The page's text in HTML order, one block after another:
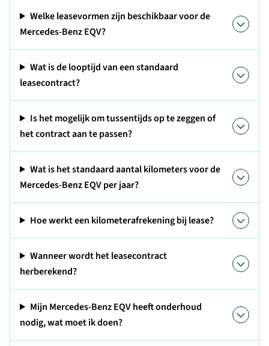
Welke leasevormen zijn beschikbaar voor de
Mercedes-Benz EQV?
Wat is de looptijd van een standaard
leasecontract?
Is het mogelijk om tussentijds op te zeggen of
het contract aan te passen?
Wat is het standaard aantal kilometers voor de
Mercedes-Benz EQV per jaar?
Hoe werkt een kilometerafrekening bij lease?
Wanneer wordt het leasecontract
herberekend?
Mijn Mercedes-Benz EQV heeft onderhoud
nodig, wat moet ik doen?